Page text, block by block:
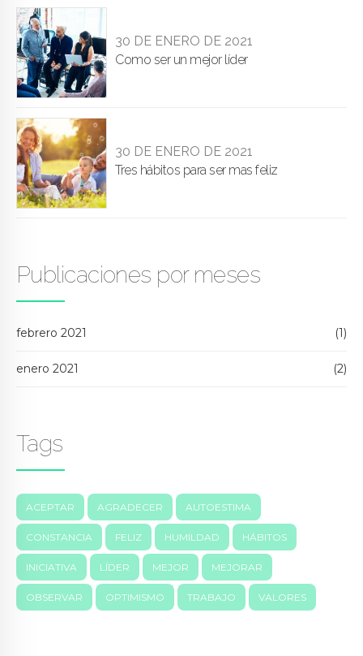
30 DE ENERO DE 2021
Como ser un mejor líder
30 DE ENERO DE 2021
Tres hábitos para ser mas feliz
Publicaciones por meses
febrero 2021 (1)
enero 2021 (2)
Tags
ACEPTAR AGRADECER AUTOESTIMA
CONSTANCIA FELIZ HUMILDAD HÁBITOS
INICIATIVA LÍDER MEJOR MEJORAR
OBSERVAR OPTIMISMO TRABAJO VALORES